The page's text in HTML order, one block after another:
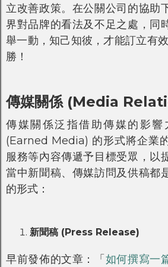
立改善政策。在公關公司的協助
界對品牌的看法及不足之處，同
舉一動，知己知彼，才能訂立有
勝！
傳媒關係 (Media
傳媒關係泛指借助傳媒的影響
(Earned Media) 的形式將企業
服務等內容傳遞予目標受眾，以
當中新聞稿、傳媒訪問及供稿都
的形式：
新聞稿 (Press Release)
早前發佈的文章：「 如何撰寫一